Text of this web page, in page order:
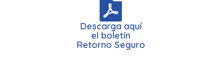
Descarga aquí
el boletín
Retorno Seguro